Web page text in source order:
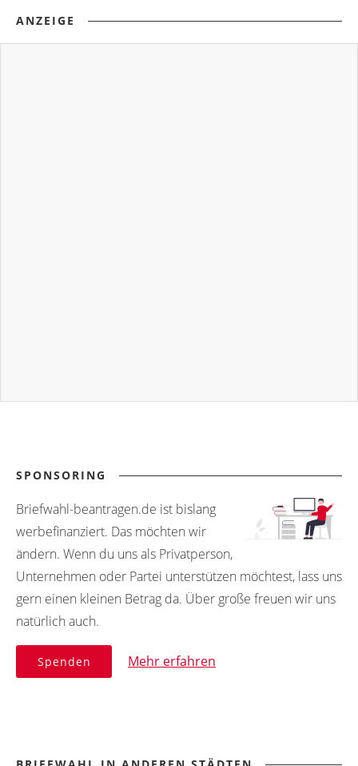
ANZEIGE
SPONSORING
Briefwahl-beantragen.de ist bislang
werbefinanziert. Das möchten wir
ändern. Wenn du uns als Privatperson,
Unternehmen oder Partei unterstützen möchtest, lass uns
gern einen kleinen Betrag da. Über große freuen wir uns
natürlich auch.
Spenden Mehr erfahren